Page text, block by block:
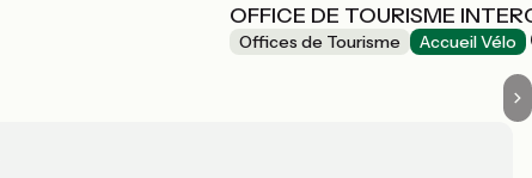
OFFICE DE TOURISME
Offices de Tourisme Accueil Vélo